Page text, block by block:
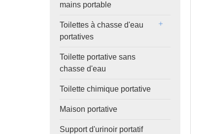
mains portable
Toilettes à chasse d'eau
portatives
Toilette portative sans
chasse d'eau
Toilette chimique portative
Maison portative
Support d'urinoir portatif